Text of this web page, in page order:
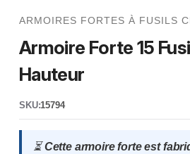
ARMOIRES FORTES À FUSILS
Armoire Forte 15
Hauteur
SKU:15794
⏳Cette armoire forte est